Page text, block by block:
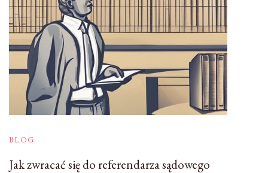
BLOG
Jak zwracać się do referendarza sądowego